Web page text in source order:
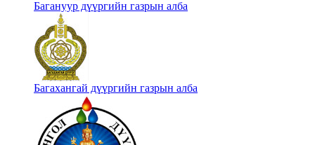
Багануур дүүргийн газрын алба
Багахангай дүүргийн газрын алба